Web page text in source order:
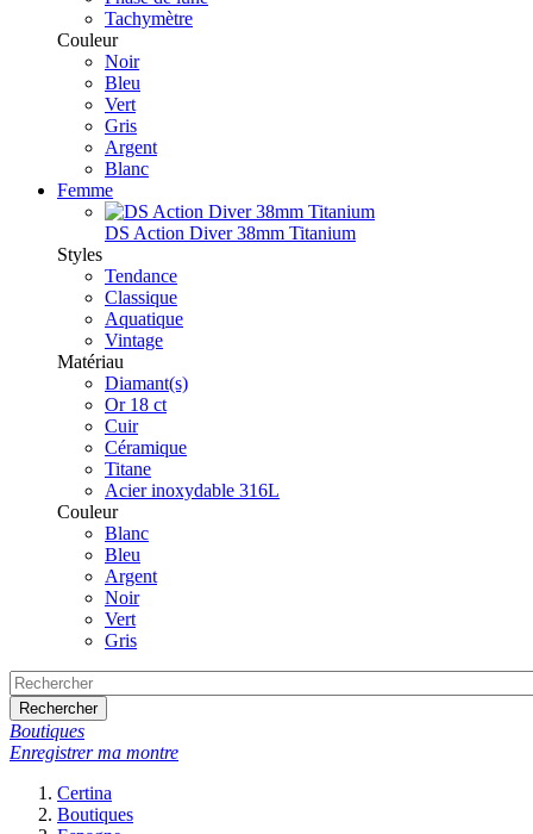
Tachymètre
Couleur
Noir
Bleu
Vert
Gris
Argent
Blanc
Femme
DS Action Diver 38mm Titanium
Styles
Tendance
Classique
Aquatique
Vintage
Matériau
Diamant(s)
Or 18 ct
Cuir
Céramique
Titane
Acier inoxydable 316L
Couleur
Blanc
Bleu
Argent
Noir
Vert
Gris
Rechercher
Boutiques
Enregistrer ma montre
Certina
Boutiques